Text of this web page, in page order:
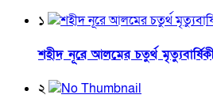
১
শহীদ নূরে আলমের চতুর্থ
২